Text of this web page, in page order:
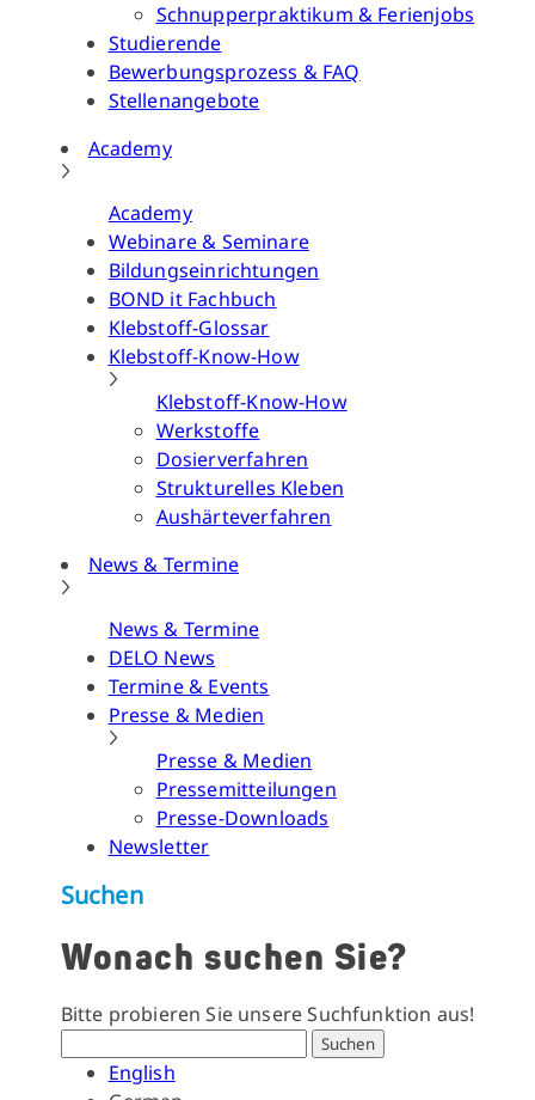
Schnupperpraktikum & Ferienjobs
Studierende
Bewerbungsprozess & FAQ
Stellenangebote
Academy
Academy
Webinare & Seminare
Bildungseinrichtungen
BOND it Fachbuch
Klebstoff-Glossar
Klebstoff-Know-How
Klebstoff-Know-How
Werkstoffe
Dosierverfahren
Strukturelles Kleben
Aushärteverfahren
News & Termine
News & Termine
DELO News
Termine & Events
Presse & Medien
Presse & Medien
Pressemitteilungen
Presse-Downloads
Newsletter
Suchen
Wonach suchen Sie?
Bitte probieren Sie unsere Suchfunktion aus!
Suchen
English